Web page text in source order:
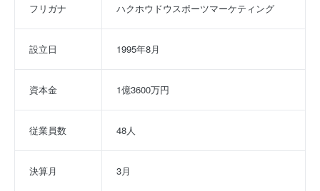
フリガナ ハクホウドウスポーツマーケティング
設立日 1995年8月
資本金 1億3600万円
従業員数 48人
決算月 3月